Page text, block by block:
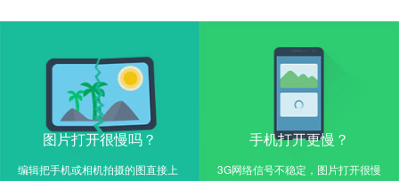
图片打开很慢吗？
编辑把手机或相机拍摄的图直接上
手机打开更慢？
3G网络信号不稳定，图片打开很慢